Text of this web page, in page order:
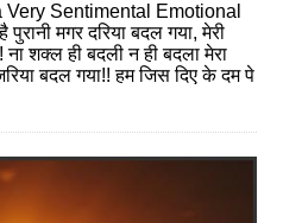
Sentimental Emotional
मगर दरिया बदल गया, मेरी
शक्ल ही बदली न ही बदला मेरा
बदल गया!! हम जिस दिए के दम पे